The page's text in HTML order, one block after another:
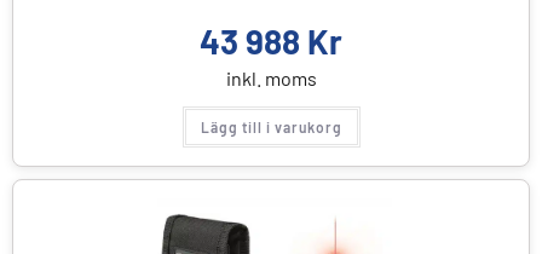
43 988 Kr
inkl. moms
Lägg till i varukorg